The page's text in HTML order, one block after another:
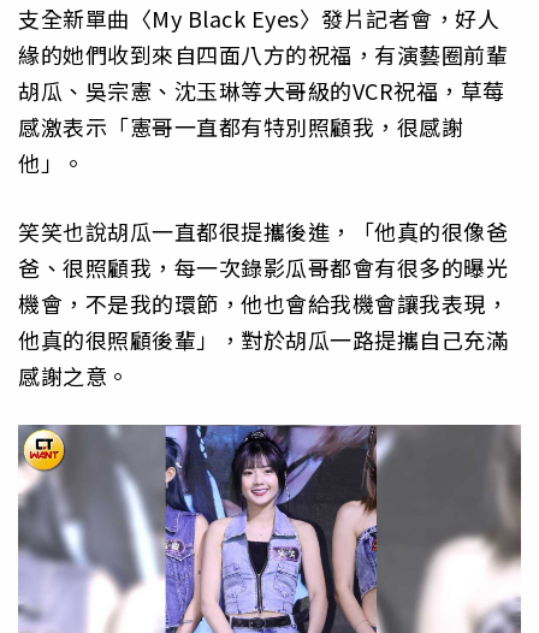
支全新單曲〈My Black Eyes〉發片記者會，好人
緣的她們收到來自四面八方的祝福，有演藝圈前輩
胡瓜、吳宗憲、沈玉琳等大哥級的VCR祝福，草莓
感激表示「憲哥一直都有特別照顧我，很感謝
他」。
笑笑也說胡瓜一直都很提攜後進，「他真的很像爸
爸、很照顧我，每一次錄影瓜哥都會有很多的曝光
機會，不是我的環節，他也會給我機會讓我表現，
他真的很照顧後輩」，對於胡瓜一路提攜自己充滿
感謝之意。